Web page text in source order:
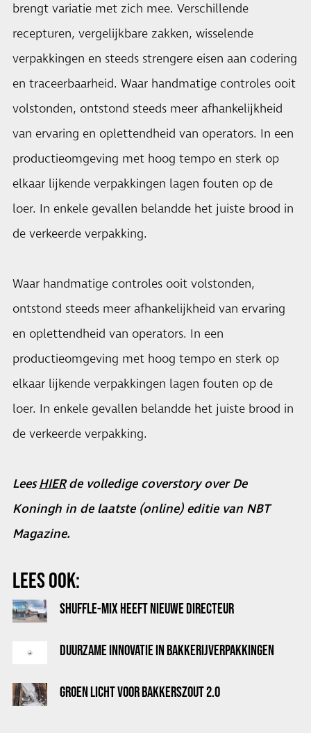
brengt variatie met zich mee. Verschillende
recepturen, vergelijkbare zakken, wisselende
verpakkingen en steeds strengere eisen aan codering
en traceerbaarheid. Waar handmatige controles ooit
volstonden, ontstond steeds meer afhankelijkheid
van ervaring en oplettendheid van operators. In een
productieomgeving met hoog tempo en sterk op
elkaar lijkende verpakkingen lagen fouten op de
loer. In enkele gevallen belandde het juiste brood in
de verkeerde verpakking.
Waar handmatige controles ooit volstonden,
ontstond steeds meer afhankelijkheid van ervaring
en oplettendheid van operators. In een
productieomgeving met hoog tempo en sterk op
elkaar lijkende verpakkingen lagen fouten op de
loer. In enkele gevallen belandde het juiste brood in
de verkeerde verpakking.
LeesHIERde volledige coverstory over De
Koningh in de laatste (online) editie van NBT
Magazine.
LEES OOK:
SHUFFLE-MIX HEEFT NIEUWE DIRECTEUR
DUURZAME INNOVATIE IN BAKKERIJVERPAKKINGEN
GROEN LICHT VOOR BAKKERSZOUT 2.0